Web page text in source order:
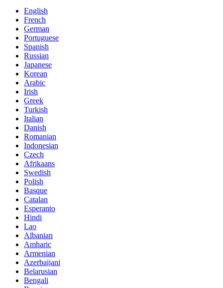
English
French
German
Portuguese
Spanish
Russian
Japanese
Korean
Arabic
Irish
Greek
Turkish
Italian
Danish
Romanian
Indonesian
Czech
Afrikaans
Swedish
Polish
Basque
Catalan
Esperanto
Hindi
Lao
Albanian
Amharic
Armenian
Azerbaijani
Belarusian
Bengali